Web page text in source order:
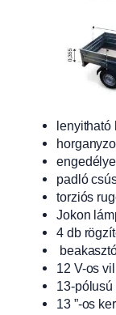
lenyitható
padló
torziós
Jokon
4 db
12 V-os
13-pólusú
13 ”-os